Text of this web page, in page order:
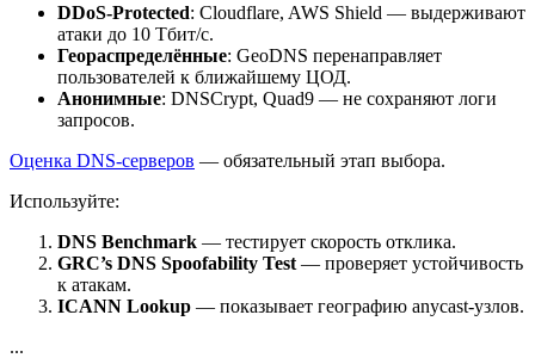
DDoS-Protected: Cloudflare, AWS Shield — выдерживают
атаки до 10 Тбит/с.
Геораспределённые: GeoDNS перенаправляет
пользователей к ближайшему ЦОД.
Анонимные: DNSCrypt, Quad9 — не сохраняют логи
запросов.
Оценка DNS-серверов — обязательный этап выбора.
Используйте:
DNS Benchmark — тестирует скорость отклика.
GRC’s DNS Spoofability Test — проверяет устойчивость
к атакам.
ICANN Lookup — показывает географию anycast-узлов.
...